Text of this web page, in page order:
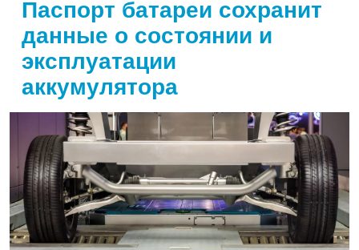
Паспорт батареи сохранит
данные о состоянии и
эксплуатации
аккумулятора